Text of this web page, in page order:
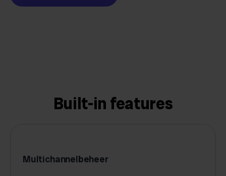
Built-in features
Multichannelbeheer